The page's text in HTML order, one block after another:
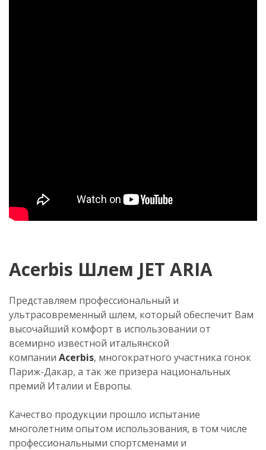
Acerbis Шлем JET ARIA
Представляем профессиональный и
ультрасовременный шлем, который обеспечит Вам
высочайший комфорт в использовании от
всемирно известной итальянской
компании Acerbis, многократного участника гонок
Париж-Дакар, а так же призера национальных
премий Италии и Европы.
Качество продукции прошло испытание
многолетним опытом использования, в том числе
профессиональными спортсменами и